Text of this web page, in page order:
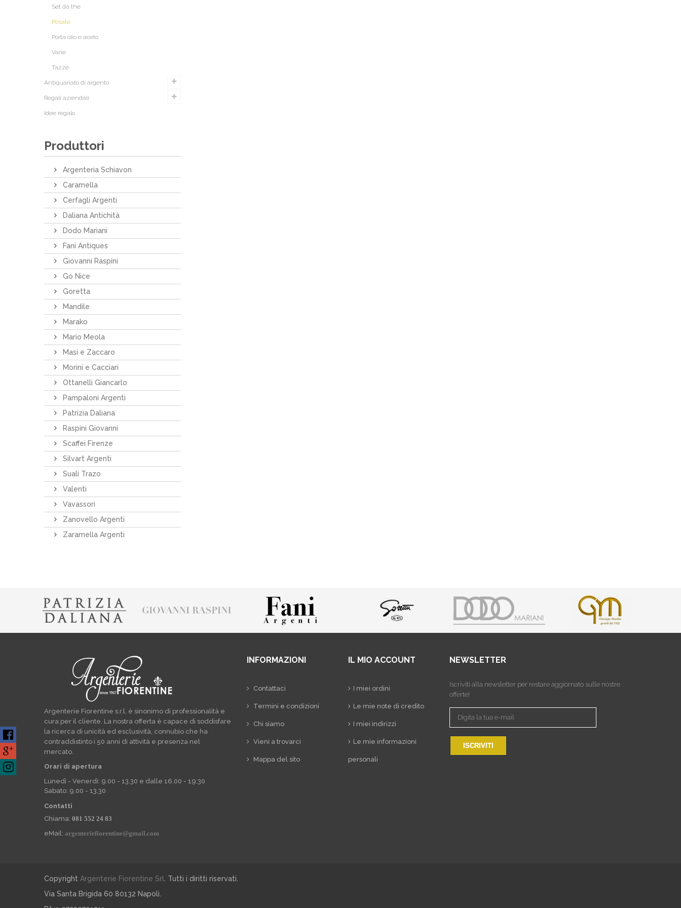
Set da the
Posate
Porta olio e aceto
Varie
Tazze
Antiquariato di argento
Regali aziendali
Idee regalo
Produttori
Argenteria Schiavon
Caramella
Cerfagli Argenti
Daliana Antichità
Dodo Mariani
Fani Antiques
Giovanni Raspini
Go Nice
Goretta
Mandile
Marako
Mario Meola
Masi e Zaccaro
Morini e Cacciari
Ottanelli Giancarlo
Pampaloni Argenti
Patrizia Daliana
Raspini Giovanni
Scaffei Firenze
Silvart Argenti
Suali Trazo
Valenti
Vavassori
Zanovello Argenti
Zaramella Argenti
Argenterie Fiorentine s.r.l. è sinonimo di professionalità e
cura per il cliente. La nostra offerta è capace di soddisfare
la ricerca di unicità ed esclusività, connubio che ha
contraddistinto i 50 anni di attività e presenza nel
mercato.
Orari di apertura
Lunedì - Venerdì: 9.00 - 13.30 e dalle 16.00 - 19:30
Sabato: 9.00 - 13.30
Contatti
Chiama: 081 552 24 83
eMail: argenteriefiorentine@gmail.com
INFORMAZIONI
Contattaci
Termini e condizioni
Chi siamo
Vieni a trovarci
Mappa del sito
IL MIO ACCOUNT
I miei ordini
Le mie note di credito
I miei indirizzi
Le mie informazioni
personali
NEWSLETTER
Iscriviti alla newsletter per restare aggiornato sulle nostre
offerte!
ISCRIVITI
Copyright Argenterie Fiorentine Srl
. Tutti i diritti riservati.
Via Santa Brigida 60 80132 Napoli.